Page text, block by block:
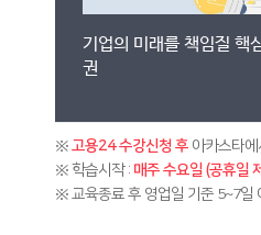
기업의 미래를 책임질 핵
권
※고용24 수강신청 후 아카스타
※ 학습시작 : 매주 수요일 (공휴일
※ 교육종료 후 영업일 기준 5~7일